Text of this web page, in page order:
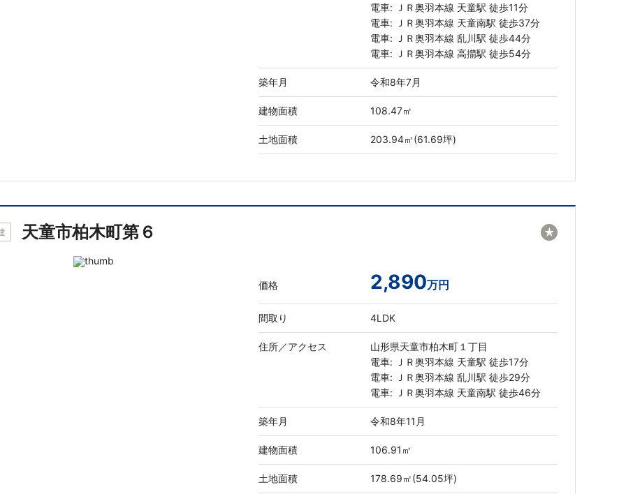
電車: ＪＲ奥羽本線 天童駅 徒歩11分
電車: ＪＲ奥羽本線 天童南駅 徒歩37分
電車: ＪＲ奥羽本線 乱川駅 徒歩44分
電車: ＪＲ奥羽本線 高擶駅 徒歩54分
築年月 令和8年7月
建物面積 108.47㎡
土地面積 203.94㎡(61.69坪)
天童市柏木町第６
価格 2,890万円
間取り 4LDK
住所／アクセス
山形県天童市柏木町１丁目
電車: ＪＲ奥羽本線 天童駅 徒歩17分
電車: ＪＲ奥羽本線 乱川駅 徒歩29分
電車: ＪＲ奥羽本線 天童南駅 徒歩46分
築年月 令和8年11月
建物面積 106.91㎡
土地面積 178.69㎡(54.05坪)
★